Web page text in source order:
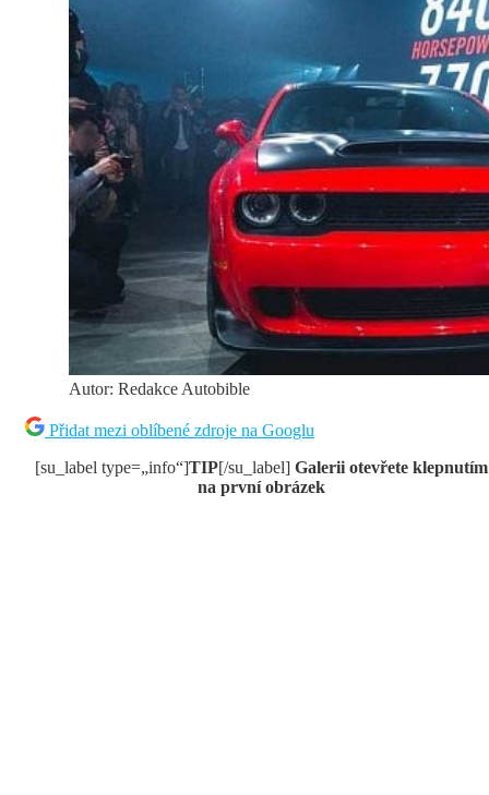
Autor: Redakce Autobible
Přidat mezi oblíbené zdroje na Googlu
[su_label type=„info“]TIP[/su_label] Galerii otevřete klepnutím
na první obrázek